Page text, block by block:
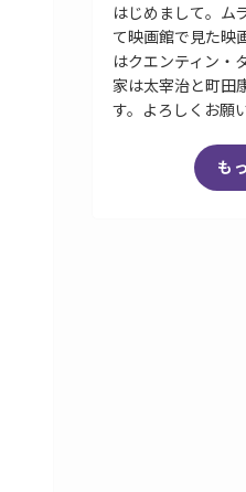
はじめまして。ム
て映画館で見た映
はクエンティン・
家は太宰治と町田
す。よろしくお願
も